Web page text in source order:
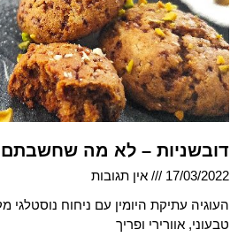
דובשניות – לא מה שחשבתם
17/03/2022
אין תגובות
העוגיה עתיקת היומין עם ניחוח נוסטלגי
טבעוני, אוורירי ופריך